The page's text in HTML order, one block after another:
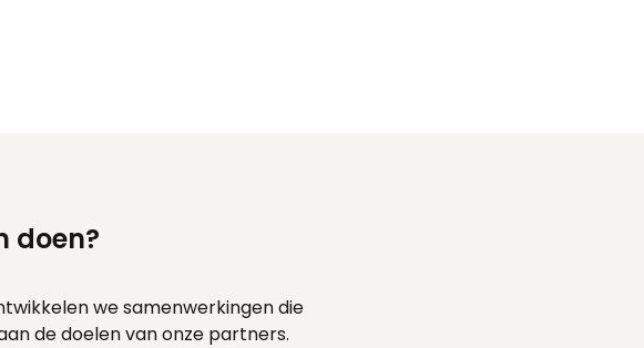
doen?
we samenwerkingen die
de doelen van onze partners.